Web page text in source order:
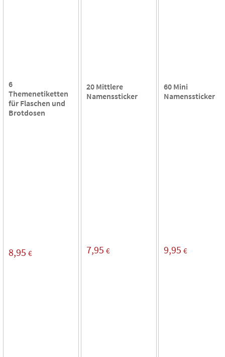
6
Themenetiketten
für Flaschen und
Brotdosen
8,95 €
20 Mittlere
Namenssticker
7,95 €
60 Mini
Namenssticker
9,95 €